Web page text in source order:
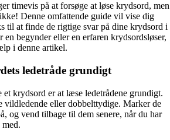
timevis på at forsøge at løse krydsord, men
Denne omfattende guide vil vise dig
til at finde de rigtige svar på dine krydsord i
en begynder eller en erfaren krydsordsløser,
i denne artikel.
ledetråde grundigt
krydsord er at læse ledetrådene grundigt.
vildledende eller dobbelttydige. Marker de
og vend tilbage til dem senere, når du har